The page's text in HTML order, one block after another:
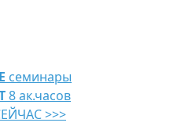
семинары
8 ак.часов
>>>